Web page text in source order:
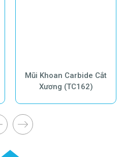
Mũi Khoan Carbide Cắt
Xương (TC162)